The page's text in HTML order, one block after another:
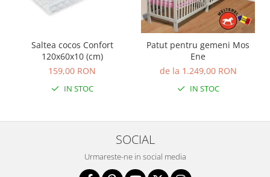
Saltea cocos Confort
120x60x10 (cm)
159,00 RON
IN STOC
Patut pentru gemeni Mos
Ene
de la 1.249,00 RON
IN STOC
SOCIAL
Urmareste-ne in social media